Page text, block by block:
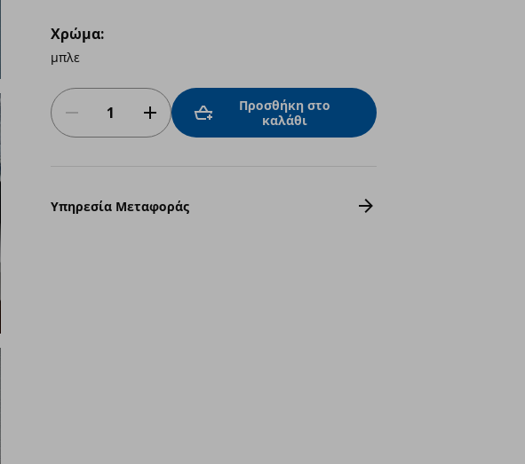
Χρώμα:
μπλε
Προσθήκη στο
καλάθι
Υπηρεσία Μεταφοράς